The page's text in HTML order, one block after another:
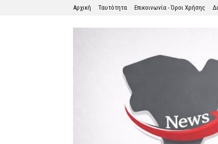
Αρχική Ταυτότητα Επικοινωνία - Όροι Χρήσης